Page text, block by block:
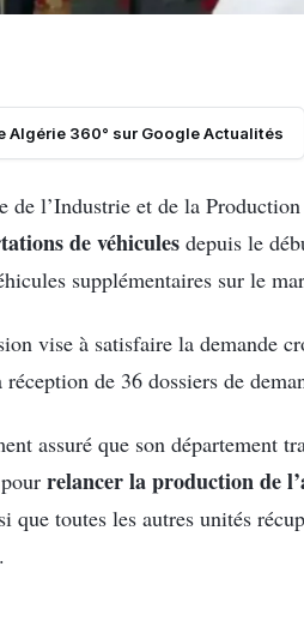
Algérie 360° sur Google Actualités
de l’Industrie et de la
de véhicules depuis le
supplémentaires sur le
vise à satisfaire la demande
réception de 36 dossiers de
assuré que son département
relancer la production de
que toutes les autres unités